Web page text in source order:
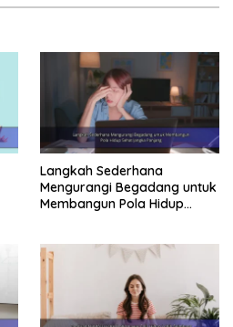
Langkah Sederhana
Mengurangi Begadang untuk
Membangun Pola Hidup